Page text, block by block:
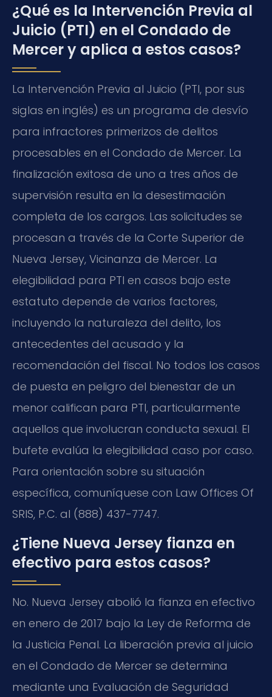
¿Qué es la Intervención Previa al
Juicio (PTI) en el Condado de
Mercer y aplica a estos casos?
La Intervención Previa al Juicio (PTI, por sus
siglas en inglés) es un programa de desvío
para infractores primerizos de delitos
procesables en el Condado de Mercer. La
finalización exitosa de uno a tres años de
supervisión resulta en la desestimación
completa de los cargos. Las solicitudes se
procesan a través de la Corte Superior de
Nueva Jersey, Vicinanza de Mercer. La
elegibilidad para PTI en casos bajo este
estatuto depende de varios factores,
incluyendo la naturaleza del delito, los
antecedentes del acusado y la
recomendación del fiscal. No todos los casos
de puesta en peligro del bienestar de un
menor califican para PTI, particularmente
aquellos que involucran conducta sexual. El
bufete evalúa la elegibilidad caso por caso.
Para orientación sobre su situación
específica, comuníquese con Law Offices Of
SRIS, P.C. al (888) 437-7747.
¿Tiene Nueva Jersey fianza en
efectivo para estos casos?
No. Nueva Jersey abolió la fianza en efectivo
en enero de 2017 bajo la Ley de Reforma de
la Justicia Penal. La liberación previa al juicio
en el Condado de Mercer se determina
mediante una Evaluación de Seguridad